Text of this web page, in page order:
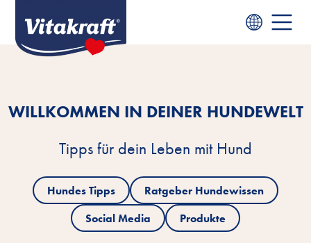
WILLKOMMEN IN DEINER HUNDEWELT
Tipps für dein Leben mit Hund
Hundes Tipps
Ratgeber Hundewissen
Social Media
Produkte